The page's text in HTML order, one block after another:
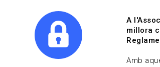
A
millora
Amb